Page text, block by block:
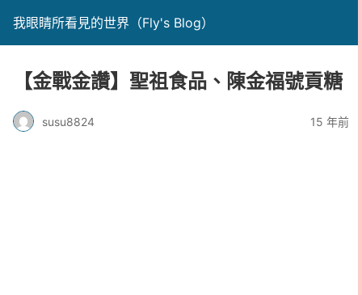
我眼睛所看見的世界（Fly's Blog）
【金戰金讚】聖祖食品、陳金福號貢糖
susu8824 15 年前